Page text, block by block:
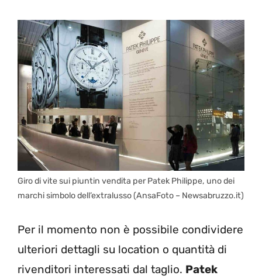
Giro di vite sui piuntin vendita per Patek Philippe, uno dei
marchi simbolo dell’extralusso (AnsaFoto – Newsabruzzo.it)
Per il momento non è possibile condividere
ulteriori dettagli su location o quantità di
rivenditori interessati dal taglio. Patek